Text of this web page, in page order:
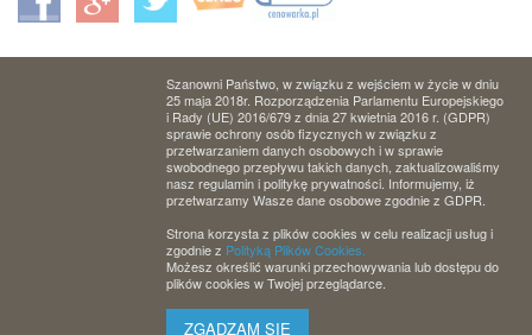
Szanowni Państwo, w związku z wejściem w życie w dniu
25 maja 2018r. Rozporządzenia Parlamentu Europejskiego
i Rady (UE) 2016/679 z dnia 27 kwietnia 2016 r. (GDPR)
sprawie ochrony osób fizycznych w związku z
przetwarzaniem danych osobowych i w sprawie
swobodnego przepływu takich danych, zaktualizowaliśmy
nasz regulamin i politykę prywatności. Informujemy, iż
przetwarzamy Wasze dane osobowe zgodnie z GDPR.
Strona korzysta z plików cookies w celu realizacji usług i
zgodnie z Polityką Plików Cookies.
Możesz określić warunki przechowywania lub dostępu do
plików cookies w Twojej przeglądarce.
ZGADZAM SIĘ